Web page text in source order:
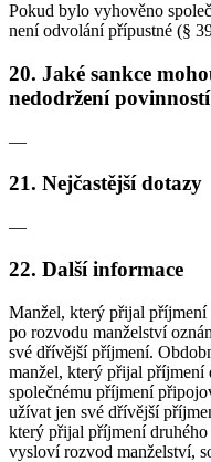
Pokud bylo vyhověno
není odvolání přípustné (§
20. Jaké sankce
nedodržení povinností
—
21. Nejčastější dotazy
—
22. Další informace
Manžel, který přijal příjmení
po rozvodu manželství
své dřívější příjmení.
manžel, který přijal příjmení
společnému příjmení
užívat jen své dřívější
který přijal příjmení
vysloví rozvod manželství,